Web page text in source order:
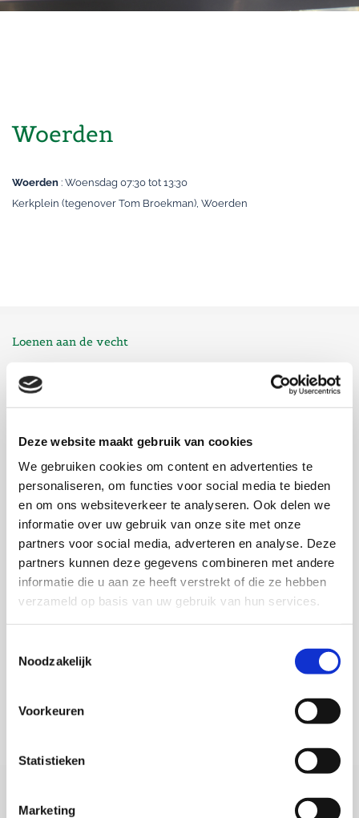
Deze website maakt gebruik van cookies
We gebruiken cookies om content en advertenties te
personaliseren, om functies voor social media te bieden
en om ons websiteverkeer te analyseren. Ook delen we
informatie over uw gebruik van onze site met onze
partners voor social media, adverteren en analyse. Deze
partners kunnen deze gegevens combineren met andere
informatie die u aan ze heeft verstrekt of die ze hebben
verzameld op basis van uw gebruik van hun services.
Noodzakelijk
Voorkeuren
Statistieken
Marketing
Woerden
Woerden : Woensdag 07:30 tot 13:30
Kerkplein (tegenover Tom Broekman), Woerden
Loenen aan de vecht
Locatiepagina
Locatiepagina
Abcoude
Arkel
Naarden-Vesting